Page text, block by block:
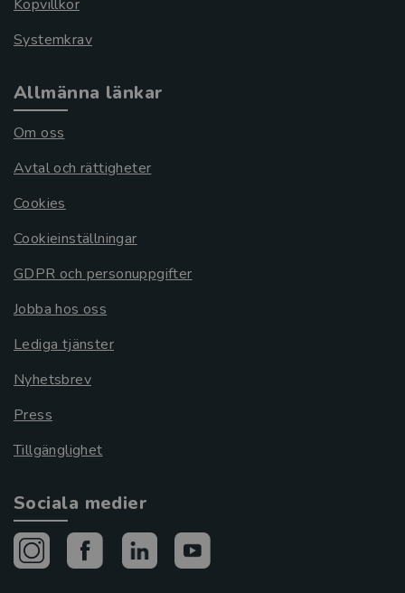
Köpvillkor
Systemkrav
Allmänna länkar
Om oss
Avtal och rättigheter
Cookies
Cookieinställningar
GDPR och personuppgifter
Jobba hos oss
Lediga tjänster
Nyhetsbrev
Press
Tillgänglighet
Sociala medier